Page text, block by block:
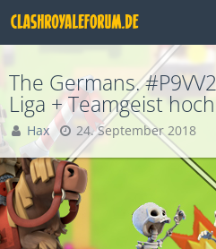
The Germans.
Liga + Teamgeist
Hax 24. September 2018